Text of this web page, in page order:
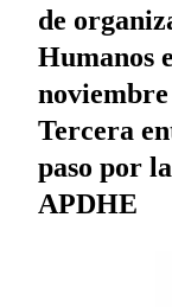
de
Humanos
Tercera
paso por
APDHE